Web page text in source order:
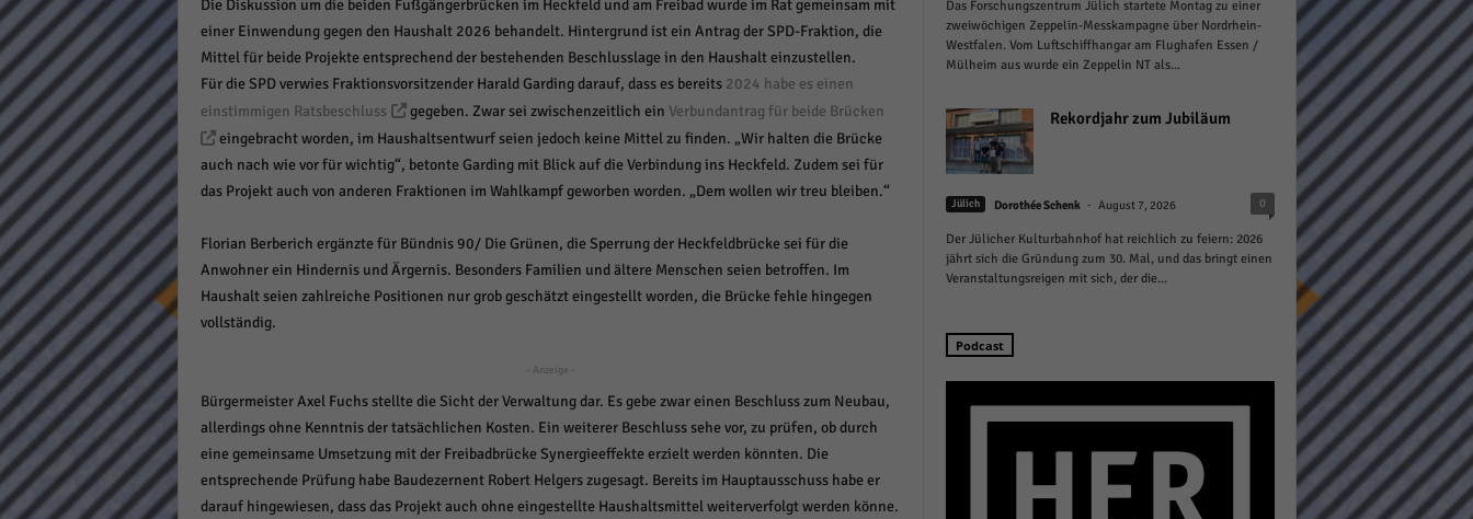
Die Diskussion um die beiden Fußgängerbrücken im Heckfeld und am Freibad wurde im Rat gemeinsam mit
einer Einwendung gegen den Haushalt 2026 behandelt. Hintergrund ist ein Antrag der SPD-Fraktion, die
Mittel für beide Projekte entsprechend der bestehenden Beschlusslage in den Haushalt einzustellen.
Für die SPD verwies Fraktionsvorsitzender Harald Garding darauf, dass es bereits 2024 habe es einen
einstimmigen Ratsbeschluss
gegeben. Zwar sei zwischenzeitlich ein Verbundantrag für beide Brücken
eingebracht worden, im Haushaltsentwurf seien jedoch keine Mittel zu finden. „Wir halten die Brücke
auch nach wie vor für wichtig“, betonte Garding mit Blick auf die Verbindung ins Heckfeld. Zudem sei für
das Projekt auch von anderen Fraktionen im Wahlkampf geworben worden. „Dem wollen wir treu bleiben.“
Florian Berberich ergänzte für Bündnis 90/ Die Grünen, die Sperrung der Heckfeldbrücke sei für die
Anwohner ein Hindernis und Ärgernis. Besonders Familien und ältere Menschen seien betroffen. Im
Haushalt seien zahlreiche Positionen nur grob geschätzt eingestellt worden, die Brücke fehle hingegen
vollständig.
- Anzeige -
Bürgermeister Axel Fuchs stellte die Sicht der Verwaltung dar. Es gebe zwar einen Beschluss zum Neubau,
allerdings ohne Kenntnis der tatsächlichen Kosten. Ein weiterer Beschluss sehe vor, zu prüfen, ob durch
eine gemeinsame Umsetzung mit der Freibadbrücke Synergieeffekte erzielt werden könnten. Die
entsprechende Prüfung habe Baudezernent Robert Helgers zugesagt. Bereits im Hauptausschuss habe er
darauf hingewiesen, dass das Projekt auch ohne eingestellte Haushaltsmittel weiterverfolgt werden könne.
Das Forschungszentrum Jülich startete Montag zu einer
zweiwöchigen Zeppelin-Messkampagne über Nordrhein-
Westfalen. Vom Luftschiffhangar am Flughafen Essen /
Mülheim aus wurde ein Zeppelin NT als...
Rekordjahr zum Jubiläum
Jülich Dorothée Schenk - August 7, 2026 0
Der Jülicher Kulturbahnhof hat reichlich zu feiern: 2026
jährt sich die Gründung zum 30. Mal, und das bringt einen
Veranstaltungsreigen mit sich, der die...
Podcast
Datenschutzeinstellungen
Essenziell (1)
Essenzielle Cookies ermöglichen grundlegende Funktionen und sind für die einwandfreie
Funktion der Website erforderlich.
Cookie-Informationen anzeigen
Statistiken (1) Statistiken
Statistik Cookies erfassen Informationen anonym. Diese Informationen helfen uns zu verstehen,
Cookie-Informationen anzeigen
Marketing (1)
Marketing-Cookies werden von Drittanbietern oder Publishern verwendet, um personalisierte
Werbung anzuzeigen. Sie tun dies, indem sie Besucher über Websites hinweg verfolgen.
Externe Medien (6)
Inhalte von Videoplattformen und Social-Media-Plattformen werden standardmäßig blockiert.
Wenn Cookies von externen Medien akzeptiert werden, bedarf der Zugriff auf diese Inhalte
keiner manuellen Einwilligung mehr.